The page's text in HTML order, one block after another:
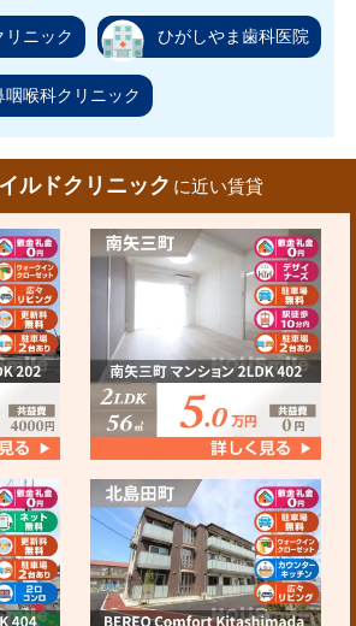
リニック ひがしやま歯科医院
咽喉科クリニック
ルドクリニック に近い賃貸